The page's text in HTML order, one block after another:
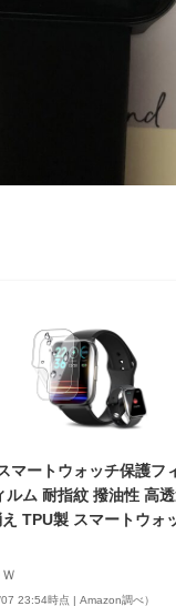
マートウォッチ保護フ
ルム 耐指紋 撥油性 高
TPU製 スマートウォ
07 23:54時点 | Amazon調べ）